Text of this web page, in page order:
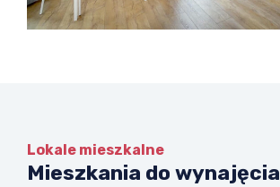
Lokale mieszkalne
Mieszkania do wynajęcia